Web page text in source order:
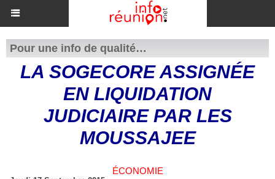
Pour une info de qualité…
LA SOGECORE ASSIGNÉE
EN LIQUIDATION
JUDICIAIRE PAR LES
MOUSSAJEE
ÉCONOMIE